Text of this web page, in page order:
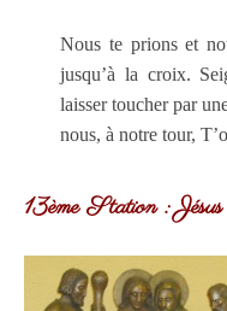
Nous te prions et
jusqu’à la croix.
laisser toucher par
nous, à notre tour,
13ème Station :